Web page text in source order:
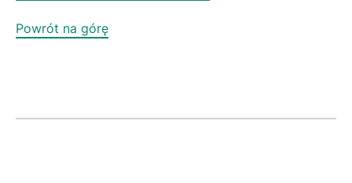
Powrót na górę